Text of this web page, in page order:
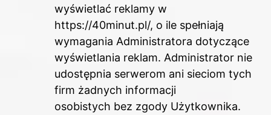
wyświetlać reklamy w
https://40minut.pl/, o ile spełniają
wymagania Administratora dotyczące
wyświetlania reklam. Administrator nie
udostępnia serwerom ani sieciom tych
firm żadnych informacji
osobistych bez zgody Użytkownika.